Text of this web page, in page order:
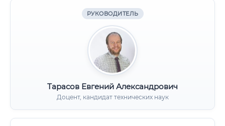
РУКОВОДИТЕЛЬ
Тарасов Евгений Александрович
Доцент, кандидат технических наук